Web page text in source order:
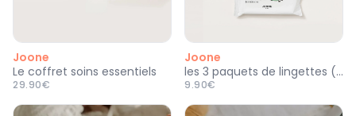
Joone
Le coffret soins essentiels
29.90€
Joone
les 3 paquets de lingettes (COSMOS NATURAL)
9.90€